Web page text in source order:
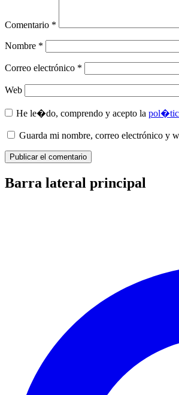
Comentario *
Nombre *
Correo electrónico *
Web
He le�do, comprendo y acepto la
Guarda mi nombre, correo electrónico y
Barra lateral principal